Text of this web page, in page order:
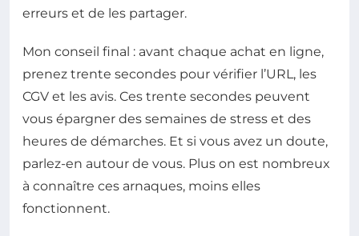
erreurs et de les partager.
Mon conseil final : avant chaque achat en ligne,
prenez trente secondes pour vérifier l’URL, les
CGV et les avis. Ces trente secondes peuvent
vous épargner des semaines de stress et des
heures de démarches. Et si vous avez un doute,
parlez-en autour de vous. Plus on est nombreux
à connaître ces arnaques, moins elles
fonctionnent.